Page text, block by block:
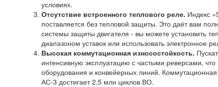
условиях.
Отсутствие встроенного теплового реле. Индекс
поставляется без тепловой защиты. Это даёт вам
системы защиты двигателя - вы можете установить
диапазоном уставок или использовать электронное
Высокая коммутационная износостойкость.
интенсивную эксплуатацию с частыми реверсами, что
оборудования и конвейерных линий. Коммутационная
АС-3 достигает 2,5 млн циклов ВО.